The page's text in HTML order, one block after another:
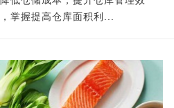
掌握提高仓库面积利...